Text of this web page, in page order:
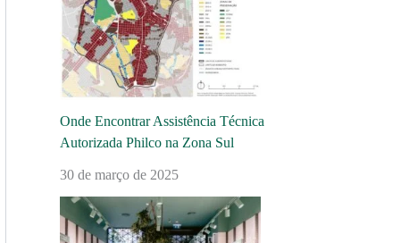
Onde Encontrar Assistência Técnica
Autorizada Philco na Zona Sul
30 de março de 2025